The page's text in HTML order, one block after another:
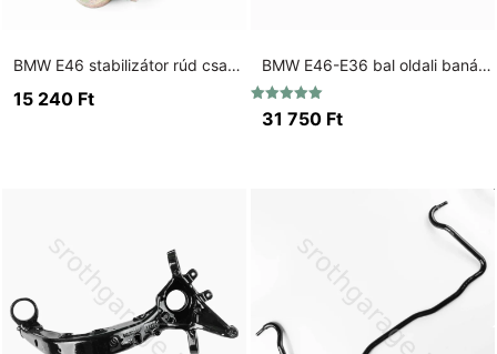
BMW E46 stabilizátor rúd csavarkészlet
15 240 Ft
BMW E46-E36 bal oldali banán lengőkar 75mm kis csapágyas
Értékelés:
5.00
31 750 Ft